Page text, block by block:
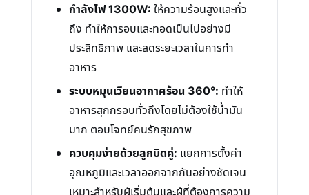
กำลังไฟ 1300W: ให้ความร้อนสูงและทั่ว
ถึง ทำให้การอบและทอดเป็นไปอย่างมี
ประสิทธิภาพ และลดระยะเวลาในการทำ
อาหาร
ระบบหมุนเวียนอากาศร้อน 360°: ทำให้
อาหารสุกกรอบทั่วถึงโดยไม่ต้องใช้น้ำมัน
มาก ตอบโจทย์คนรักสุขภาพ
ควบคุมง่ายด้วยลูกบิดคู่: แยกการตั้งค่า
อุณหภูมิและเวลาออกจากกันอย่างชัดเจน